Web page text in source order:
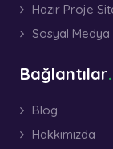
Hazır Proje
Sosyal Medya
Bağlantılar
Blog
Hakkımızda